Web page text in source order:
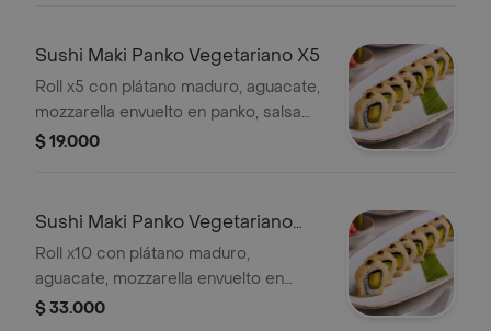
Sushi Maki Panko Vegetariano X5
Roll x5 con plátano maduro, aguacate,
mozzarella envuelto en panko, salsa
teriyaki.
$ 19.000
Sushi Maki Panko Vegetariano
X10
Roll x10 con plátano maduro,
aguacate, mozzarella envuelto en
panko, salsa teriyaki.
$ 33.000